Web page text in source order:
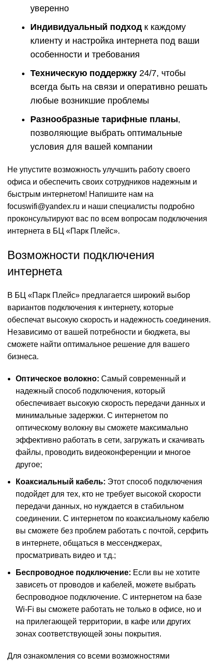
уверенно
Индивидуальный подход к каждому
клиенту и настройка интернета под ваши
особенности и требования
Техническую поддержку 24/7, чтобы
всегда быть на связи и оперативно решать
любые возникшие проблемы
Разнообразные тарифные планы,
позволяющие выбрать оптимальные
условия для вашей компании
Не упустите возможность улучшить работу своего
офиса и обеспечить своих сотрудников надежным и
быстрым интернетом! Напишите нам на
focuswifi@yandex.ru и наши специалисты подробно
проконсультируют вас по всем вопросам подключения
интернета в БЦ «Парк Плейс».
Возможности подключения
интернета
В БЦ «Парк Плейс» предлагается широкий выбор
вариантов подключения к интернету, которые
обеспечат высокую скорость и надежность соединения.
Независимо от вашей потребности и бюджета, вы
сможете найти оптимальное решение для вашего
бизнеса.
Оптическое волокно: Самый современный и
надежный способ подключения, который
обеспечивает высокую скорость передачи данных и
минимальные задержки. С интернетом по
оптическому волокну вы сможете максимально
эффективно работать в сети, загружать и скачивать
файлы, проводить видеоконференции и многое
другое;
Коаксиальный кабель: Этот способ подключения
подойдет для тех, кто не требует высокой скорости
передачи данных, но нуждается в стабильном
соединении. С интернетом по коаксиальному кабелю
вы сможете без проблем работать с почтой, серфить
в интернете, общаться в мессенджерах,
просматривать видео и т.д.;
Беспроводное подключение: Если вы не хотите
зависеть от проводов и кабелей, можете выбрать
беспроводное подключение. С интернетом на базе
Wi-Fi вы сможете работать не только в офисе, но и
на прилегающей территории, в кафе или других
зонах соответствующей зоны покрытия.
Для ознакомления со всеми возможностями